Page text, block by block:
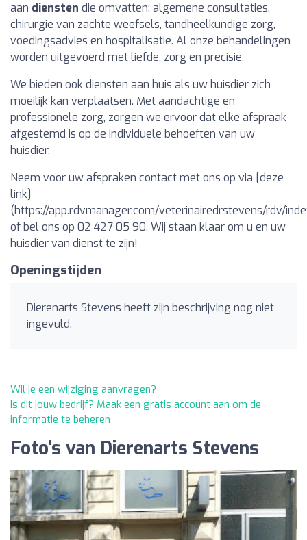
aan diensten die omvatten: algemene consultaties,
chirurgie van zachte weefsels, tandheelkundige zorg,
voedingsadvies en hospitalisatie. Al onze behandelingen
worden uitgevoerd met liefde, zorg en precisie.
We bieden ook diensten aan huis als uw huisdier zich
moeilijk kan verplaatsen. Met aandachtige en
professionele zorg, zorgen we ervoor dat elke afspraak
afgestemd is op de individuele behoeften van uw
huisdier.
Neem voor uw afspraken contact met ons op via [deze
link]
(https://app.rdvmanager.com/veterinairedrstevens/rdv/
of bel ons op 02 427 05 90. Wij staan klaar om u en uw
huisdier van dienst te zijn!
Openingstijden
Dierenarts Stevens heeft zijn beschrijving nog niet
ingevuld.
Wil je een wijziging aanvragen?
Is dit jouw bedrijf? Maak een gratis account aan om de
informatie te beheren
Foto's van Dierenarts Stevens